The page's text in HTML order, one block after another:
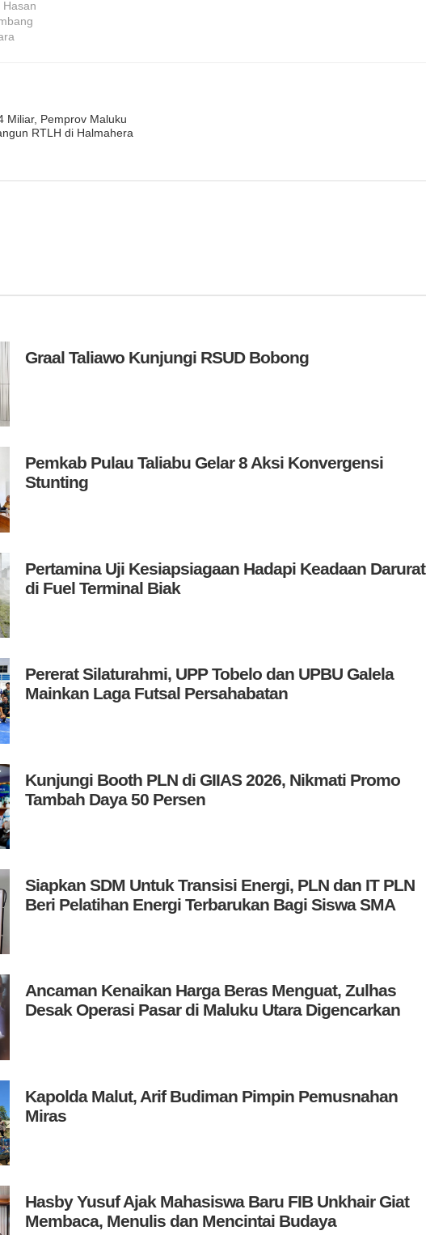
Hasan
Miliar, Pemprov Maluku
RTLH di Halmahera
Graal Taliawo Kunjungi RSUD Bobong
Pemkab Pulau Taliabu Gelar 8 Aksi Konvergensi
Stunting
Pertamina Uji Kesiapsiagaan Hadapi Keadaan Darurat
di Fuel Terminal Biak
Pererat Silaturahmi, UPP Tobelo dan UPBU Galela
Mainkan Laga Futsal Persahabatan
Kunjungi Booth PLN di GIIAS 2026, Nikmati Promo
Tambah Daya 50 Persen
Siapkan SDM Untuk Transisi Energi, PLN dan IT PLN
Beri Pelatihan Energi Terbarukan Bagi Siswa SMA
Ancaman Kenaikan Harga Beras Menguat, Zulhas
Desak Operasi Pasar di Maluku Utara Digencarkan
Kapolda Malut, Arif Budiman Pimpin Pemusnahan
Miras
Hasby Yusuf Ajak Mahasiswa Baru FIB Unkhair Giat
Membaca, Menulis dan Mencintai Budaya